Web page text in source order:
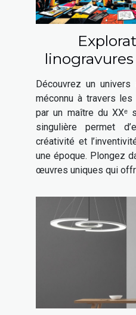
une fenêtre
Découvrez un
méconnu à travers
par un maître du XXᵉ
singulière permet
créativité et
une époque. Plongez
œuvres uniques qui